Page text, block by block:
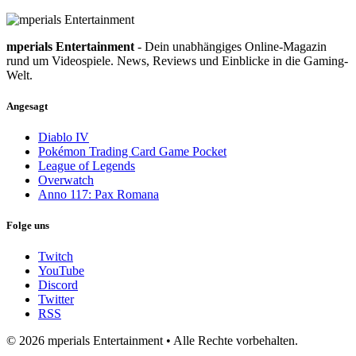
mperials Entertainment - Dein unabhängiges Online-Magazin
rund um Videospiele. News, Reviews und Einblicke in die Gaming-
Welt.
Angesagt
Diablo IV
Pokémon Trading Card Game Pocket
League of Legends
Overwatch
Anno 117: Pax Romana
Folge uns
Twitch
YouTube
Discord
Twitter
RSS
© 2026 mperials Entertainment • Alle Rechte vorbehalten.